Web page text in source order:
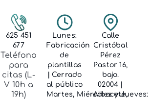
625 451
677
Teléfono
para
citas (L-
V 10h a
19h)
Lunes:
Fabricación
de
plantillas
| Cerrado
al público
Martes, Miércoles y Jueves:
Calle
Cristóbal
Pérez
Pastor 16,
bajo.
02004 |
Albacete,